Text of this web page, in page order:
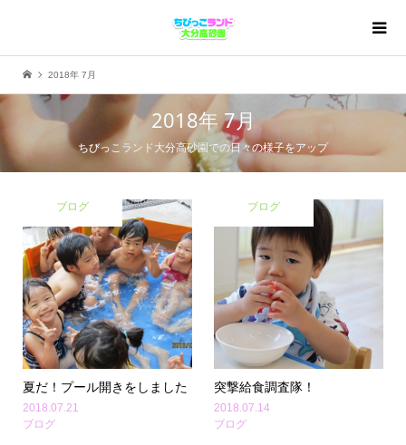
2018年 7月
2018年 7月
ちびっこランド大分高砂園での日々の様子をアップ
ブログ
夏だ！プール開きをしました
2018.07.21
ブログ
ブログ
突撃給食調査隊！
2018.07.14
ブログ